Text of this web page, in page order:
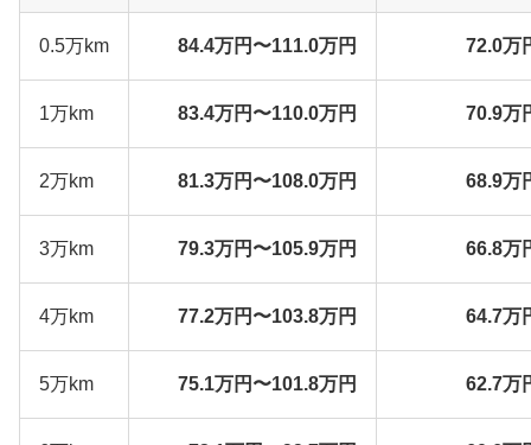
0.5万km 84.4万円〜111.0万円 72.0万
1万km 83.4万円〜110.0万円 70.9万
2万km 81.3万円〜108.0万円 68.9万
3万km 79.3万円〜105.9万円 66.8万
4万km 77.2万円〜103.8万円 64.7万
5万km 75.1万円〜101.8万円 62.7万